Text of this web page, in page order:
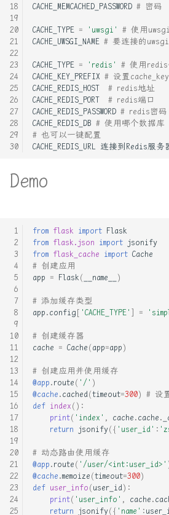
单分派泛函数
基于centos安装jupyterlab设
置外网访问
源码安装python
编程语言测试
记录pyinstall使用
设置pycharm>跳板机>服务器
通过阿里云oss快速从服务器
拉取文件
rust和python一些性能基准测
试以及pyo3的基本使用
rust基础语句LLVM IR以及汇
编分析
Rust系统编程: 查看最近的一
次系统调用发生的错误
一次混合开发交叉编译
五种IO模型透彻分析
什么是 Rust 宏？ —— 浅谈
Rust 宏
什么是move？理解C++ Value
categories，move， move
in Rust
从4行代码看c++右值引用
从prctl函数开始学习沙箱规
则
从头实现RUST异步BLOCK_ON
修改linux kernel对
sys_call_64系统调用入口进
行hook
CACHE_MEMCACHED_PASSWORD # 密码
CACHE_TYPE = 'uwsgi'
# 使用
CACHE_UWSGI_NAME # 要连接的
CACHE_TYPE = 'redis'
# 使用redis
CACHE_KEY_PREFIX # 设置
CACHE_REDIS_HOST
# redis地址
CACHE_REDIS_PORT
# redis端口
CACHE_REDIS_PASSWORD # redis密码
CACHE_REDIS_DB # 使用哪个数据库
# 也可以一键配置
CACHE_REDIS_URL
连接到Redis服务
Demo
from flask import Flask
from flask.json import jsonify
from flask_cache import Cache
# 创建应用
app = Flask( __name__ )
# 添加缓存类型
app.config[ 'CACHE_TYPE' ] =
# 创建缓存器
cache = Cache(app=app)
# 创建应用并使用缓存
@app.route( '/' )
@cache.cached(timeout=300) # 设
def index():
print( 'index' , cache.cache.
return
jsonify({ 'user_id' :
# 动态路由使用缓存
@app.route( '/user/<int:user_id>'
@cache.memoize(timeout=300)
def user_info(user_id):
print( 'user_info' , cache.
return
jsonify({ 'name' :